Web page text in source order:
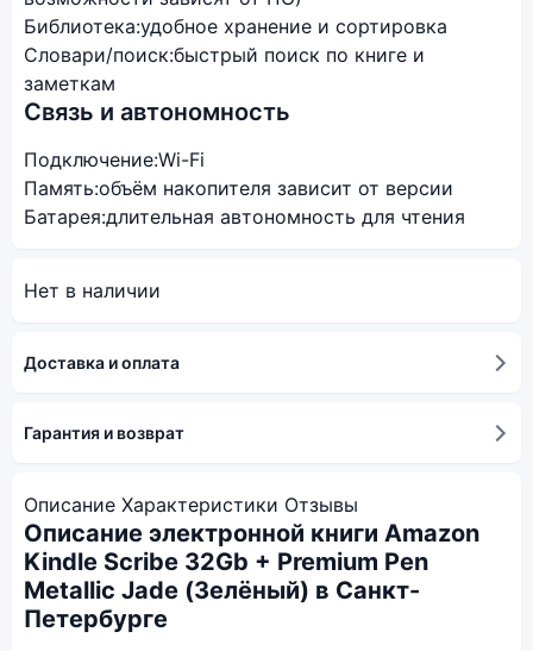
Библиотека:удобное хранение и сортировка
Словари/поиск:быстрый поиск по книге и
заметкам
Связь и автономность
Подключение:Wi-Fi
Память:объём накопителя зависит от версии
Батарея:длительная автономность для чтения
Нет в наличии
Доставка и оплата
Гарантия и возврат
Описание Характеристики Отзывы
Описание электронной книги Amazon
Kindle Scribe 32Gb + Premium Pen
Metallic Jade (Зелёный) в Санкт-
Петербурге